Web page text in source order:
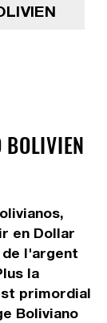
en Dollar
de l'argent
la
primordial
Boliviano